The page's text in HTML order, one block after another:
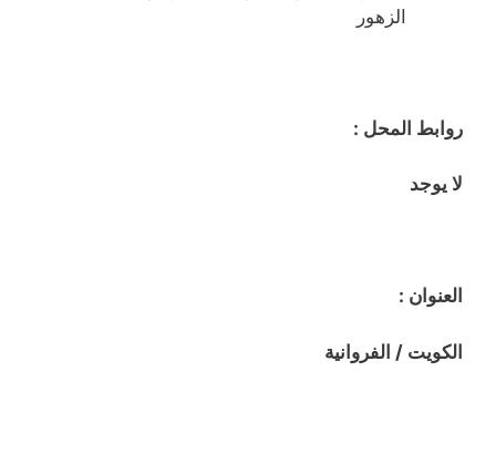
الزهور
روابط المحل :
لا يوجد
العنوان :
الكويت / الفروانية